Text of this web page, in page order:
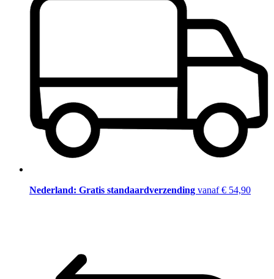
Nederland: Gratis standaardverzending vanaf € 54,90